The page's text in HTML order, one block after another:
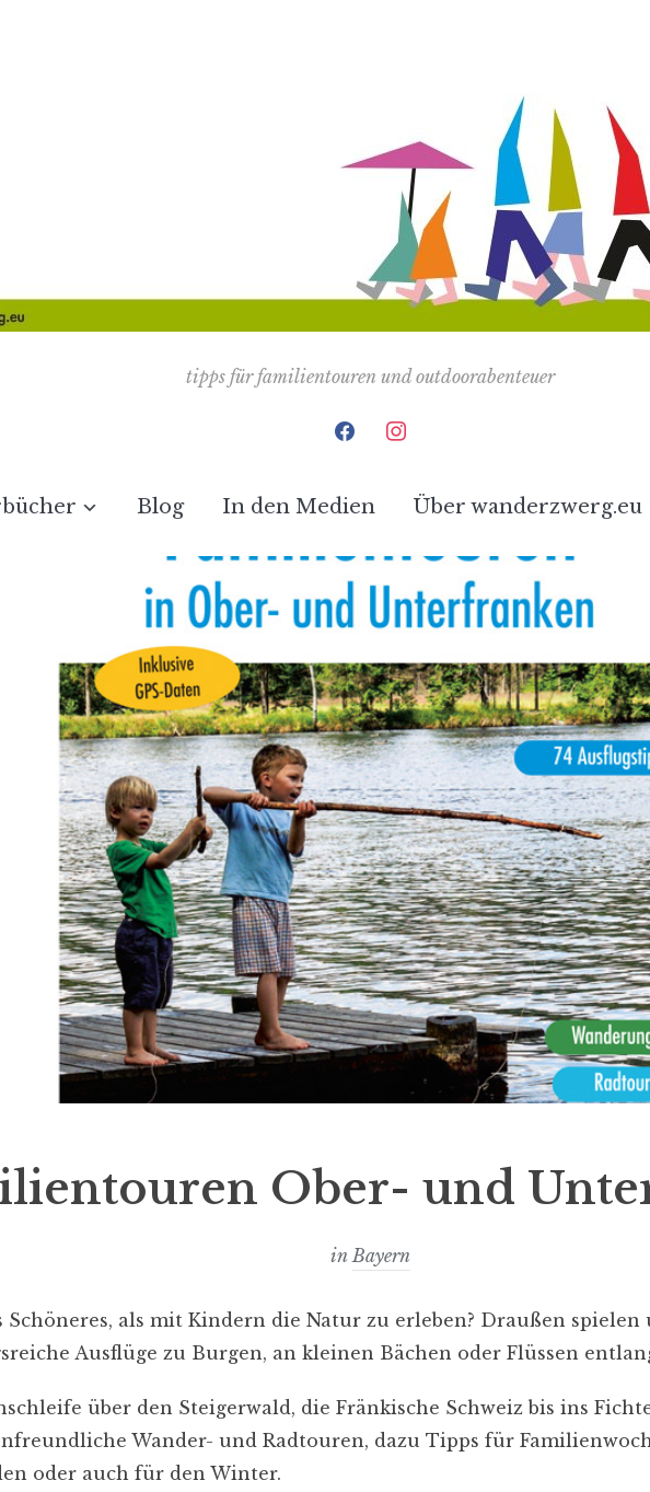
tipps für familientouren und outdoorabenteuer
facebookinstagram
Blog In den Medien Über wanderzwerg.eu
Ober- und
inBayern
Schöneres, als mit Kindern die Natur zu erleben? Draußen spielen
Ausflüge zu Burgen, an kleinen Bächen oder Flüssen
über den Steigerwald, die Fränkische Schweiz bis ins
Wander- und Radtouren, dazu Tipps für
oder auch für den Winter.